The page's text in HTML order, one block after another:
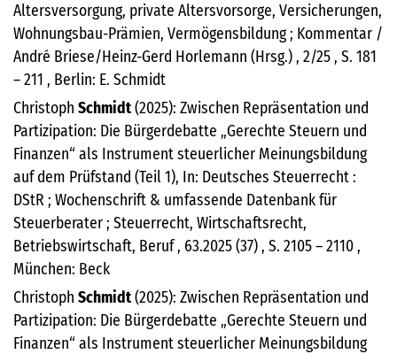
Altersversorgung, private Altersvorsorge, Versicherungen,
Wohnungsbau-Prämien, Vermögensbildung ; Kommentar /
André Briese/Heinz-Gerd Horlemann (Hrsg.) , 2/25 , S. 181
– 211 , Berlin: E. Schmidt
Christoph Schmidt(2025): Zwischen Repräsentation und
Partizipation: Die Bürgerdebatte „Gerechte Steuern und
Finanzen“ als Instrument steuerlicher Meinungsbildung
auf dem Prüfstand (Teil 1), In: Deutsches Steuerrecht :
DStR ; Wochenschrift & umfassende Datenbank für
Steuerberater ; Steuerrecht, Wirtschaftsrecht,
Betriebswirtschaft, Beruf , 63.2025 (37) , S. 2105 – 2110 ,
München: Beck
Christoph Schmidt(2025): Zwischen Repräsentation und
Partizipation: Die Bürgerdebatte „Gerechte Steuern und
Finanzen“ als Instrument steuerlicher Meinungsbildung